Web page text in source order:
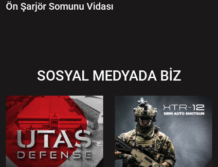
Ön Şarjör Somunu Vidası
SOSYAL MEDYADA BİZ